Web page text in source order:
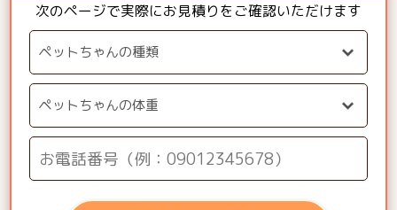
次のページで実際にお見積りをご確認いただけます